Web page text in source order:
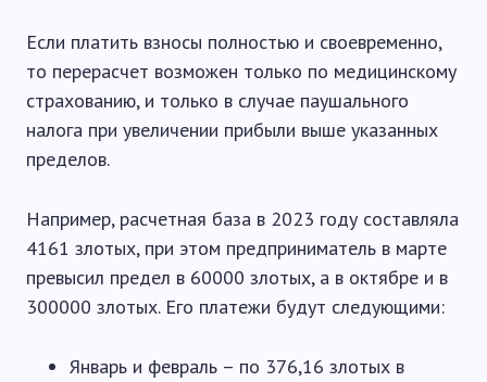
Если платить взносы полностью и своевременно,
то перерасчет возможен только по медицинскому
страхованию, и только в случае паушального
налога при увеличении прибыли выше указанных
пределов.
Например, расчетная база в 2023 году составляла
4161 злотых, при этом предприниматель в марте
превысил предел в 60000 злотых, а в октябре и в
300000 злотых. Его платежи будут следующими:
Январь и февраль – по 376,16 злотых в